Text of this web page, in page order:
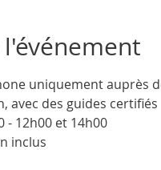
uniquement auprès
avec des guides certifiés
- 12h00 et 14h00
inclus